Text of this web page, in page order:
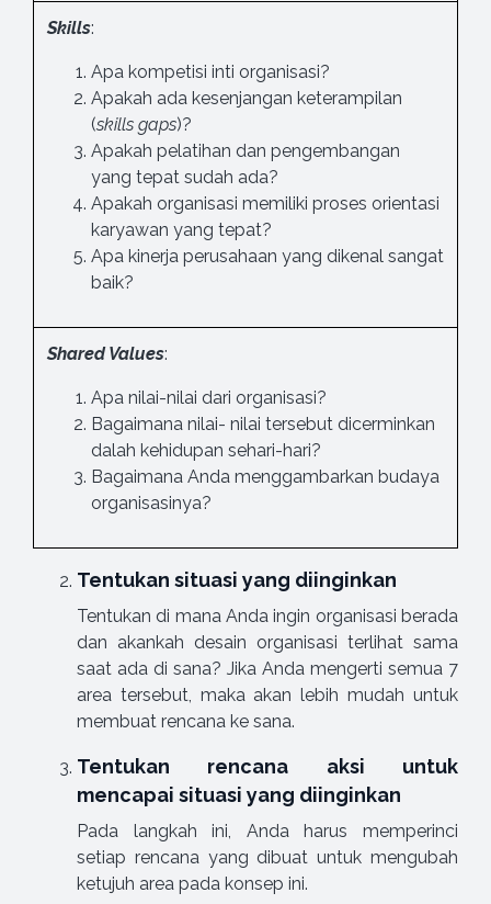
Skills:
Apa kompetisi inti organisasi?
Apakah ada kesenjangan keterampilan
(skills gaps)?
Apakah pelatihan dan pengembangan
yang tepat sudah ada?
Apakah organisasi memiliki proses orientasi
karyawan yang tepat?
Apa kinerja perusahaan yang dikenal sangat
baik?
Shared Values:
Apa nilai-nilai dari organisasi?
Bagaimana nilai- nilai tersebut dicerminkan
dalah kehidupan sehari-hari?
Bagaimana Anda menggambarkan budaya
organisasinya?
Tentukan situasi yang diinginkan
Tentukan di mana Anda ingin organisasi berada
dan akankah desain organisasi terlihat sama
saat ada di sana? Jika Anda mengerti semua 7
area tersebut, maka akan lebih mudah untuk
membuat rencana ke sana.
Tentukan rencana aksi untuk
mencapai situasi yang diinginkan
Pada langkah ini, Anda harus memperinci
setiap rencana yang dibuat untuk mengubah
ketujuh area pada konsep ini.